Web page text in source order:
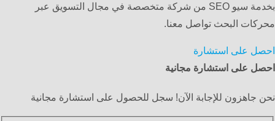
بخدمة سيو SEO من شركة متخصصة في مجال التسويق عبر
محركات البحث تواصل معنا.
احصل على استشارة
احصل على استشارة مجانية
نحن جاهزون للإجابة الآن! سجل للحصول على استشارة مجانية